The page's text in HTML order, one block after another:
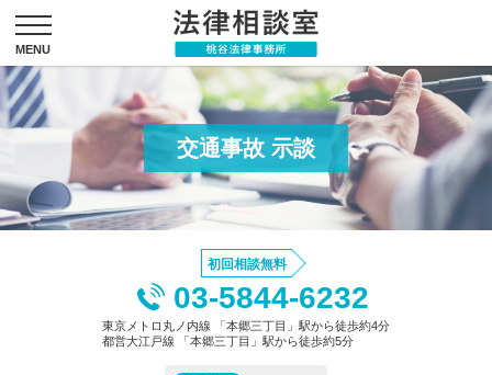
交通事故 示談
初回相談無料
03-5844-6232
東京メトロ丸ノ内線 「本郷三丁目」駅から徒歩約4分
都営大江戸線 「本郷三丁目」駅から徒歩約5分